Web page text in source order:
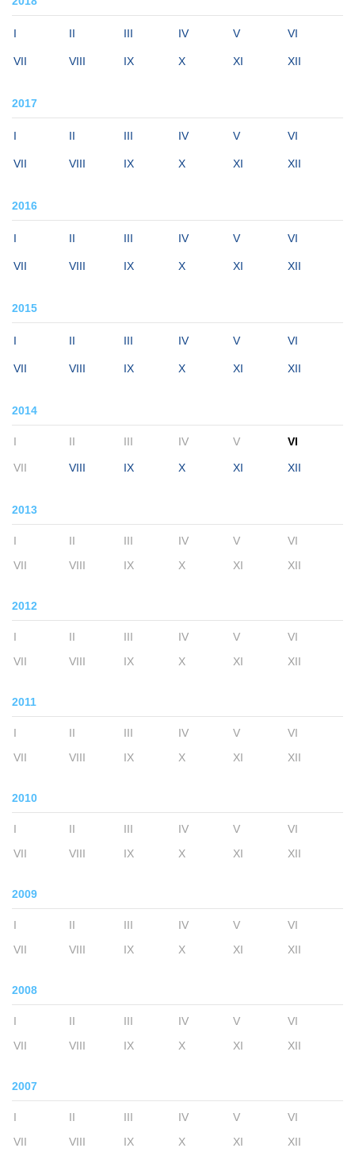
I II III IV V VI
VII VIII IX X XI XII
2017
I II III IV V VI
VII VIII IX X XI XII
2016
I II III IV V VI
VII VIII IX X XI XII
2015
I II III IV V VI
VII VIII IX X XI XII
2014
I II III IV V VI
VII VIII IX X XI XII
2013
I II III IV V
VI
VII
VIII IX X XI XII
2012
I II III IV V
VI
VII
VIII IX X XI XII
2011
I II III IV V
VI
VII
VIII IX X XI XII
2010
I II III IV V
VI
VII
VIII IX X XI XII
2009
I II III IV V
VI
VII
VIII IX X XI XII
2008
I II III IV V
VI
VII
VIII IX X XI XII
2007
I II III IV V
VI
VII
VIII IX X XI XII